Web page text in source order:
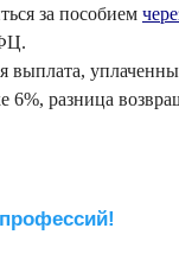
за пособием
выплата,
6%, разница